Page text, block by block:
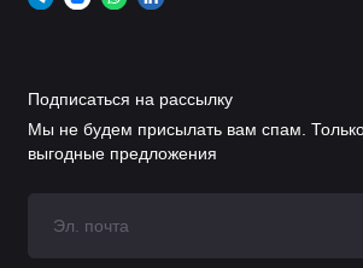
Подписаться на рассылку
Мы не будем присылать вам спам.
выгодные предложения